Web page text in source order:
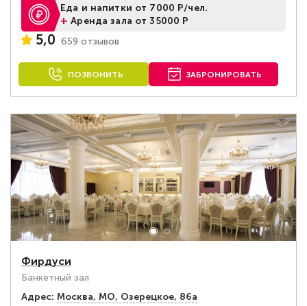
Еда и напитки от 7000 Р/чел.
+Аренда зала от 35000 Р
5,0 659 отзывов
ПОЗВОНИТЬ ЗАБРОНИРОВАТЬ
Фирдуси
Банкетный зал
Адрес: Москва, МО, Озерецкое, 86а